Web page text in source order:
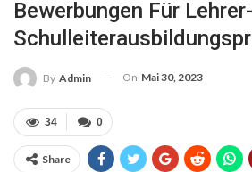
Bewerbungen Für
By Admin On Mai 30, 2023
0
34
Share